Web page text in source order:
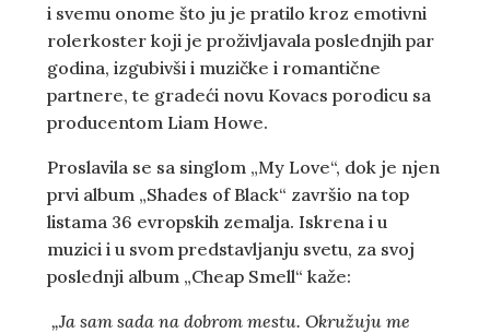
i svemu onome što ju je pratilo kroz emotivni
rolerkoster koji je proživljavala poslednjih par
godina, izgubivši i muzičke i romantične
partnere, te gradeći novu Kovacs porodicu sa
producentom Liam Howe.
Proslavila se sa singlom „My Love“, dok je njen
prvi album „Shades of Black“ završio na top
listama 36 evropskih zemalja. Iskrena i u
muzici i u svom predstavljanju svetu, za svoj
poslednji album „Cheap Smell“ kaže:
„Ja sam sada na dobrom mestu. Okružuju me